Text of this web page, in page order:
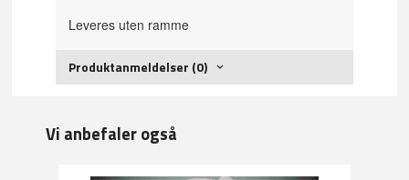
Leveres uten ramme
Produktanmeldelser (0)
Vi anbefaler også